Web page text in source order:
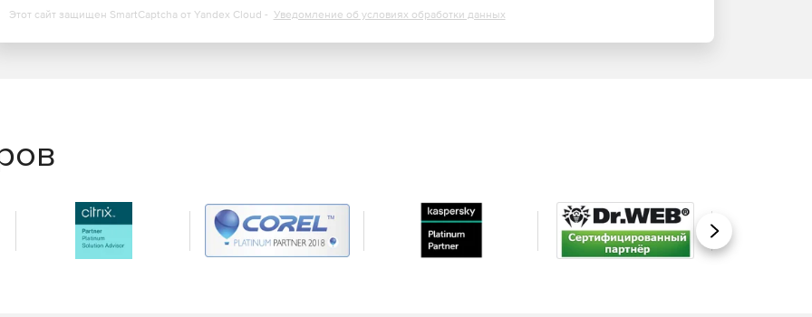
и создания распределённых ЦОД с
ресурсов виртуальной инфраструктуры, а также
Этот сайт защищен SmartCaptcha от Yandex Cloud - Уведомление об условиях обработки данных
Вперед